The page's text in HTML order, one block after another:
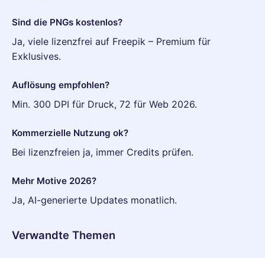
Sind die PNGs kostenlos?
Ja, viele lizenzfrei auf Freepik – Premium für
Exklusives.
Auflösung empfohlen?
Min. 300 DPI für Druck, 72 für Web 2026.
Kommerzielle Nutzung ok?
Bei lizenzfreien ja, immer Credits prüfen.
Mehr Motive 2026?
Ja, AI-generierte Updates monatlich.
Verwandte Themen